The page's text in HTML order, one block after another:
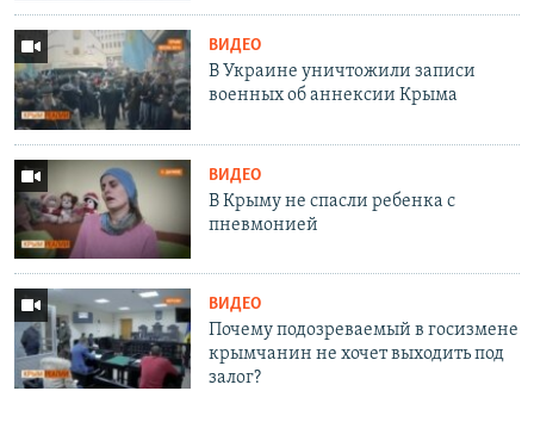
ВИДЕО
В Украине уничтожили записи
военных об аннексии Крыма
ВИДЕО
В Крыму не спасли ребенка с
пневмонией
ВИДЕО
Почему подозреваемый в госизмене
крымчанин не хочет выходить под
залог?